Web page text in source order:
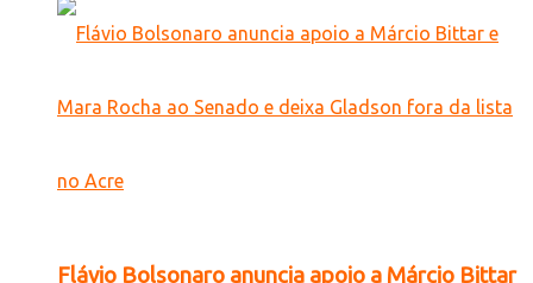
Flávio Bolsonaro anuncia apoio a Márcio Bittar